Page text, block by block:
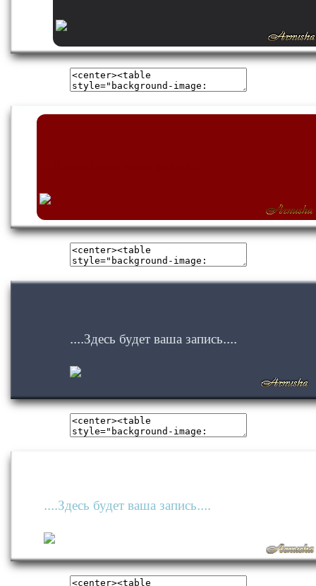
....Здесь будет ваша запись....
....Здесь будет ваша запись....